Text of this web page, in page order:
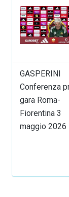
GASPERINI
Conferenza
gara Roma-
Fiorentina 3
maggio 2026